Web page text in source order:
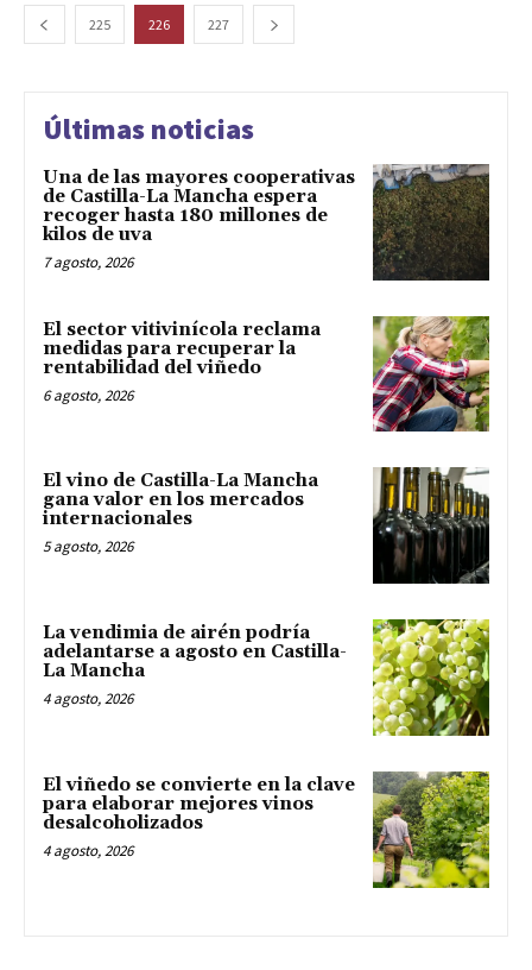
225 226 227
Últimas noticias
Una de las mayores cooperativas
de Castilla-La Mancha espera
recoger hasta 180 millones de
kilos de uva
7 agosto, 2026
El sector vitivinícola reclama
medidas para recuperar la
rentabilidad del viñedo
6 agosto, 2026
El vino de Castilla-La Mancha
gana valor en los mercados
internacionales
5 agosto, 2026
La vendimia de airén podría
adelantarse a agosto en Castilla-
La Mancha
4 agosto, 2026
El viñedo se convierte en la clave
para elaborar mejores vinos
desalcoholizados
4 agosto, 2026